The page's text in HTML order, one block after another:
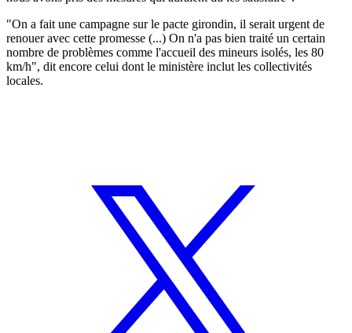
"On a fait une campagne sur le pacte girondin, il serait urgent de
renouer avec cette promesse (...) On n'a pas bien traité un certain
nombre de problèmes comme l'accueil des mineurs isolés, les 80
km/h", dit encore celui dont le ministère inclut les collectivités
locales.